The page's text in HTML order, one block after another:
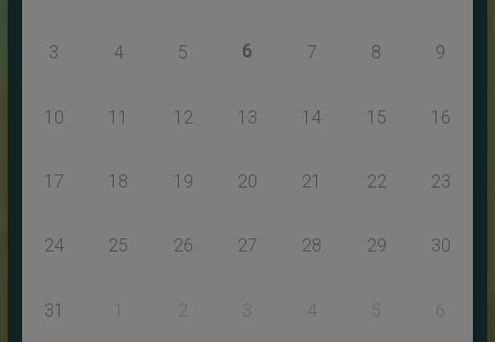
3 4 5 6 7 8 9
10 11 12 13 14 15 16
17 18 19 20 21 22 23
24 25 26 27 28 29 30
31 1 3 4 5 6